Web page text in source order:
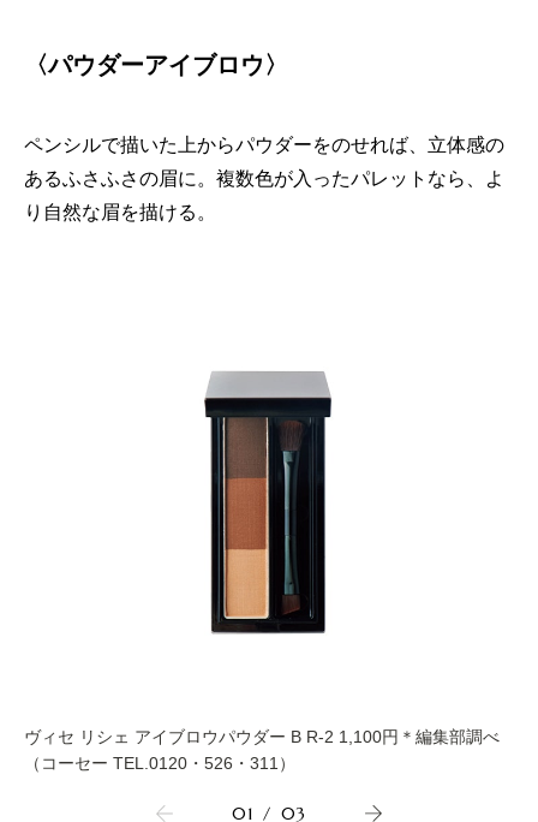
〈パウダーアイブロウ〉
ペンシルで描いた上からパウダーをのせれば、立体感の
あるふさふさの眉に。複数色が入ったパレットなら、よ
り自然な眉を描ける。
ヴィセ リシェ アイブロウパウダー B R-2 1,100円＊編集部調べ
（コーセー TEL.0120・526・311）
01 / 03